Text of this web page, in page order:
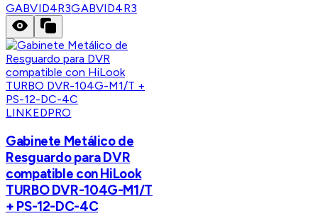
GABVID4R3GABVID4R3
LINKEDPRO
Gabinete Metálico de
Resguardo para DVR
compatible con HiLook
TURBO DVR-104G-M1/T
+ PS-12-DC-4C